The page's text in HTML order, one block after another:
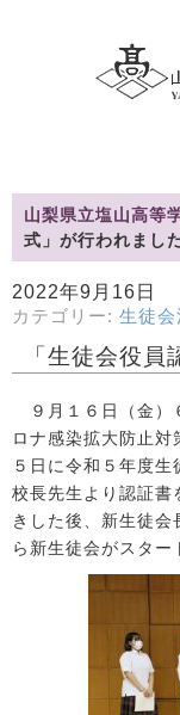
山梨県立塩山高等
式」が行われました
2022年9月16日
カテゴリー: 生徒会
「生徒会役員
９月１６日（金）
ロナ感染拡大防止対
５日に令和５年度
校長先生より認証書
きした後、新生徒
ら新生徒会がスター